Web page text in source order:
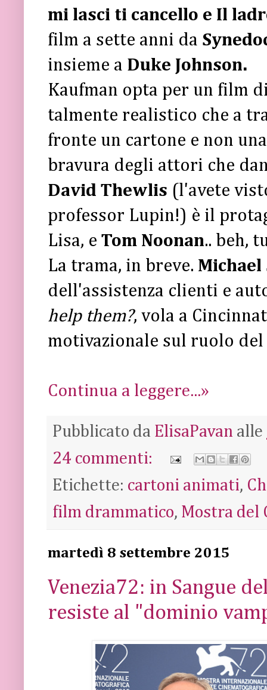
mi lasci ti cancello e Il
film a sette anni da
insieme a Duke Johnson.
Kaufman opta per un film
talmente realistico che a
fronte un cartone e non
bravura degli attori che
David Thewlis (l'avete
professor Lupin!) è il
Lisa, e Tom Noonan.. beh,
La trama, in breve. Michael
dell'assistenza clienti e
help them?, vola a
motivazionale sul ruolo
Continua a leggere...»
Pubblicato da ElisaPavan alle
24 commenti:
Etichette: cartoni animati,
film drammatico, Mostra del
martedì 8 settembre 2015
Venezia72: in Sangue
resiste al "dominio